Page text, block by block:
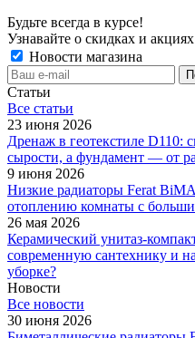
Будьте всегда в курсе!
Узнавайте о скидках и
Новости магазина
Статьи
Все cтатьи
23 июня 2026
Дренаж в геотекстиле D110:
сырости, а фундамент — от
9 июня 2026
Низкие радиаторы Ferat
отоплению комнаты с
26 мая 2026
Керамический унитаз-
современную сантехнику и
уборке?
Новости
Все новости
30 июня 2026